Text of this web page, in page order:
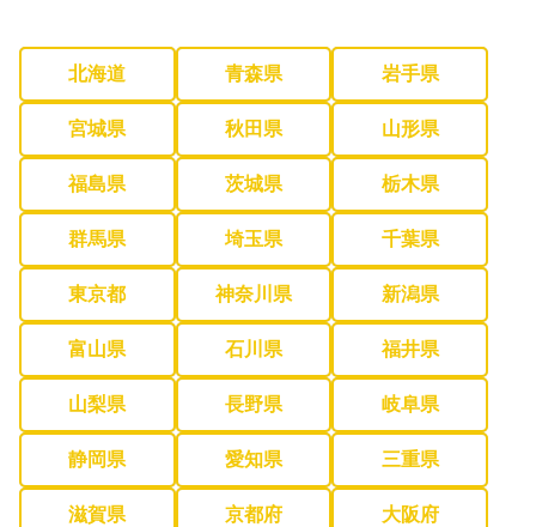
北海道 青森県 岩手県
宮城県 秋田県 山形県
福島県 茨城県 栃木県
群馬県 埼玉県 千葉県
東京都 神奈川県 新潟県
富山県 石川県 福井県
山梨県 長野県 岐阜県
静岡県 愛知県 三重県
滋賀県 京都府 大阪府